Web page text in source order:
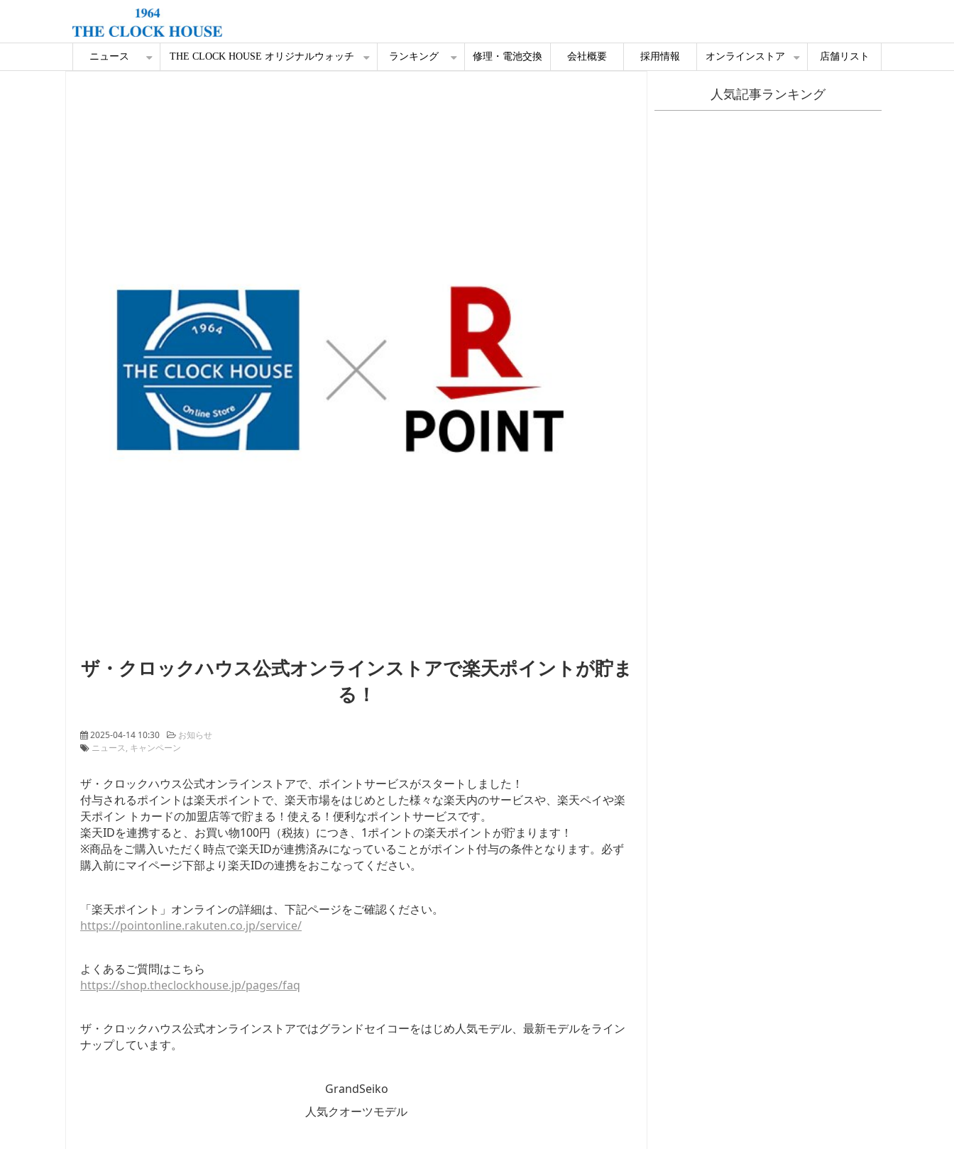
ニュース THE CLOCK HOUSE オリジナルウォッチ ランキング 修理・電池交換 会社概要 採用情報 オンラインストア 店舗リスト
ザ・クロックハウス公式オンラインストアで楽天ポイントが貯ま
る！
2025-04-14 10:30
お知らせ
ニュース キャンペーン
ザ・クロックハウス公式オンラインストアで、ポイントサービスがスタートしました！
付与されるポイントは楽天ポイントで、楽天市場をはじめとした様々な楽天内のサービスや、楽天ペイや楽
天ポイン トカードの加盟店等で貯まる！使える！便利なポイントサービスです。
楽天IDを連携すると、お買い物100円（税抜）につき、1ポイントの楽天ポイントが貯まります！
※商品をご購入いただく時点で楽天IDが連携済みになっていることがポイント付与の条件となります。必ず
購入前にマイページ下部より楽天IDの連携をおこなってください。
「楽天ポイント」オンラインの詳細は、下記ページをご確認ください。
https://pointonline.rakuten.co.jp/service/
よくあるご質問はこちら
https://shop.theclockhouse.jp/pages/faq
ザ・クロックハウス公式オンラインストアではグランドセイコーをはじめ人気モデル、最新モデルをライン
ナップしています。
GrandSeiko
人気クオーツモデル
人気記事ランキング